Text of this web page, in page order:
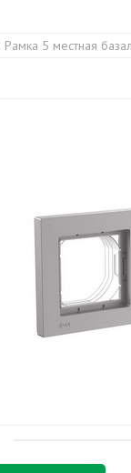
Рамка 5 местная